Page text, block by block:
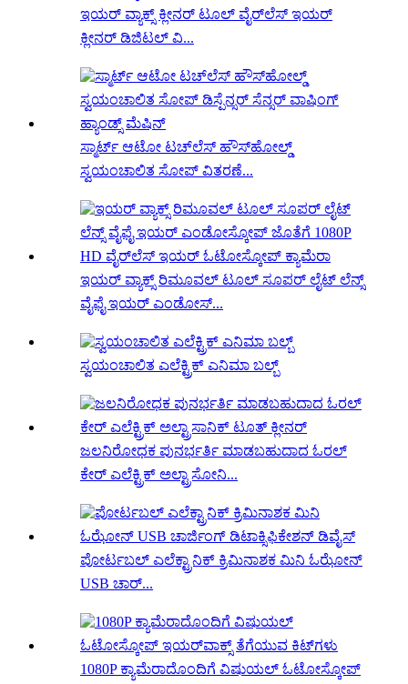
ಇಯರ್ ವ್ಯಾಕ್ಸ್ ಕ್ಲೀನರ್ ಟೂಲ್ ವೈರ್‌ಲೆಸ್ ಇಯರ್
ಕ್ಲೀನರ್ ಡಿಜಿಟಲ್ ವಿ...
ಸ್ಮಾರ್ಟ್ ಆಟೋ ಟಚ್‌ಲೆಸ್ ಹೌಸ್‌ಹೋಲ್ಡ್
ಸ್ವಯಂಚಾಲಿತ ಸೋಪ್ ವಿತರಣೆ...
ಇಯರ್ ವ್ಯಾಕ್ಸ್ ರಿಮೂವಲ್ ಟೂಲ್ ಸೂಪರ್ ಲೈಟ್ ಲೆನ್ಸ್
ವೈಫೈ ಇಯರ್ ಎಂಡೋಸ್...
ಸ್ವಯಂಚಾಲಿತ ಎಲೆಕ್ಟ್ರಿಕ್ ಎನಿಮಾ ಬಲ್ಬ್
ಜಲನಿರೋಧಕ ಪುನರ್ಭರ್ತಿ ಮಾಡಬಹುದಾದ ಓರಲ್
ಕೇರ್ ಎಲೆಕ್ಟ್ರಿಕ್ ಅಲ್ಟ್ರಾಸೋನಿ...
ಪೋರ್ಟಬಲ್ ಎಲೆಕ್ಟ್ರಾನಿಕ್ ಕ್ರಿಮಿನಾಶಕ ಮಿನಿ ಓಝೋನ್
USB ಚಾರ್...
1080P ಕ್ಯಾಮೆರಾದೊಂದಿಗೆ ವಿಷುಯಲ್ ಓಟೋಸ್ಕೋಪ್